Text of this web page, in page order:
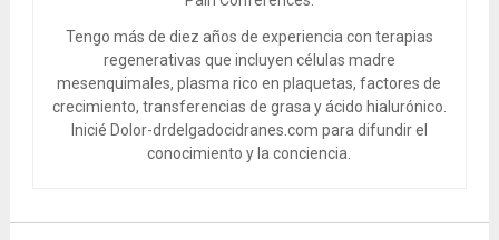
Tengo más de diez años de experiencia con terapias
regenerativas que incluyen células madre
mesenquimales, plasma rico en plaquetas, factores de
crecimiento, transferencias de grasa y ácido hialurónico.
Inicié Dolor-drdelgadocidranes.com para difundir el
conocimiento y la conciencia.